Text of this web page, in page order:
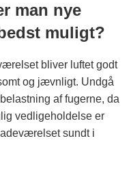
man nye
muligt?
bliver luftet godt
og jævnligt. Undgå
af fugerne, da
vedligeholdelse er
sundt i